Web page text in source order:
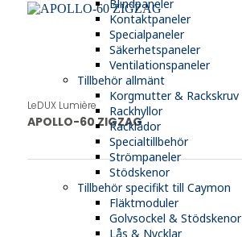
Blindpaneler
Kontaktpaneler
Specialpaneler
Säkerhetspaneler
Ventilationspaneler
Tillbehör allmänt
Korgmutter & Rackskruv
Rackhyllor
Racklådor
Specialtillbehör
Strömpaneler
Stödskenor
Tillbehör specifikt till Caymon
Fläktmoduler
Golvsockel & Stödskenor
Lås & Nycklar
LeDUX Lumière
APOLLO-60 ZIGZAG